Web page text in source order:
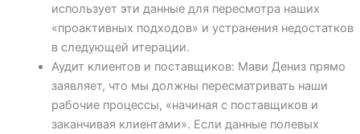
использует эти данные для пересмотра наших
«проактивных подходов» и устранения недостатков
в следующей итерации.
Аудит клиентов и поставщиков: Мави Дениз прямо
заявляет, что мы должны пересматривать наши
рабочие процессы, «начиная с поставщиков и
заканчивая клиентами». Если данные полевых